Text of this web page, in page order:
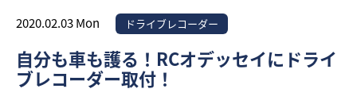
2020.02.03 Mon ドライブレコーダー
自分も車も護る！RCオデッセイにドライ
ブレコーダー取付！